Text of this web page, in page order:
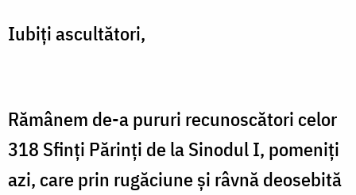
Iubiţi ascultători,
Rămânem de-a pururi recunoscători celor
318 Sfinţi Părinţi de la Sinodul I, pomeniţi
azi, care prin rugăciune şi râvnă deosebită